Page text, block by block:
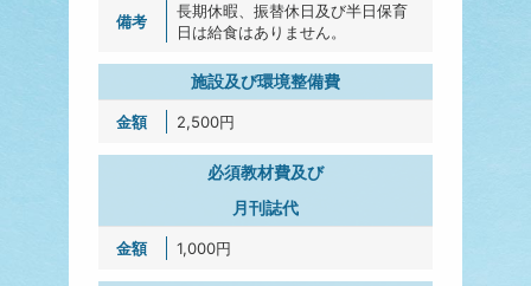
長期休暇、振替休日及び半日保育
日は給食はありません。
施設及び環境整備費
2,500円
必須教材費及び
月刊誌代
1,000円